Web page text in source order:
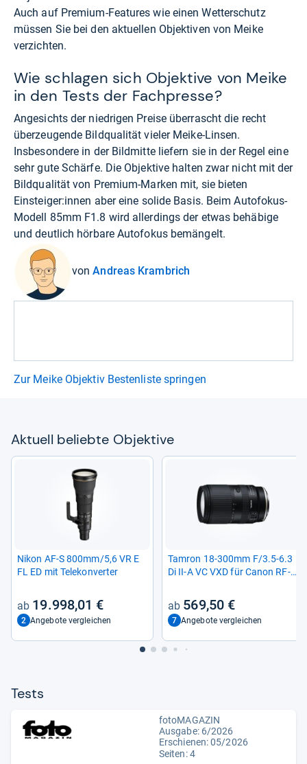
Auch auf Premium-Features wie einen Wetterschutz
müssen Sie bei den aktuellen Objektiven von Meike
verzichten.
Wie schlagen sich Objektive von Meike
in den Tests der Fachpresse?
Angesichts der niedrigen Preise überrascht die recht
überzeugende Bildqualität vieler Meike-Linsen.
Insbesondere in der Bildmitte liefern sie in der Regel eine
sehr gute Schärfe. Die Objektive halten zwar nicht mit der
Bildqualität von Premium-Marken mit, sie bieten
Einsteiger:innen aber eine solide Basis. Beim Autofokus-
Modell 85mm F1.8 wird allerdings der etwas behäbige
und deutlich hörbare Autofokus bemängelt.
vonAndreas Krambrich
Zur Meike Objektiv Bestenliste springen
Aktu­ell beliebte Objek­tive
Nikon AF-​S 800mm/5,6 VR E
FL ED mit Tele­kon­ver­ter
19.998,01 €
2 Angebote vergleichen
Tam­ron 18-​300mm F/3.5-​6.3
Di II-​A VC VXD für Canon RF-​
569,50 €
7 Angebote vergleichen
Tests
fotoMAGAZIN
Ausgabe: 6/2026
Erschienen:05/2026
Seiten: 4